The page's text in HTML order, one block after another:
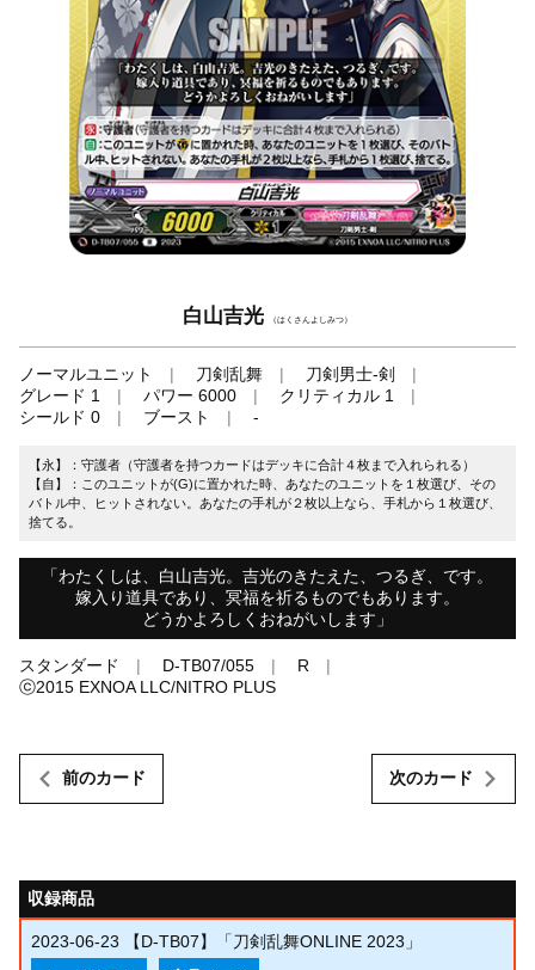
白山吉光 （はくさんよしみつ）
ノーマルユニット 刀剣乱舞
刀剣男士-剣
グレード 1
パワー 6000
クリティカル 1
シールド 0
ブースト -
【永】：守護者（守護者を持つカードはデッキに合計４枚まで入れられる）
【自】：このユニットが(G)に置かれた時、あなたのユニットを１枚選び、その
バトル中、ヒットされない。あなたの手札が２枚以上なら、手札から１枚選び、
捨てる。
「わたくしは、白山吉光。吉光のきたえた、つるぎ、です。
嫁入り道具であり、冥福を祈るものでもあります。
どうかよろしくおねがいします」
スタンダード D-TB07/055
R
ⓒ2015 EXNOA LLC/NITRO PLUS
前のカード 次のカード
収録商品
2023-06-23 【D-TB07】「刀剣乱舞ONLINE 2023」